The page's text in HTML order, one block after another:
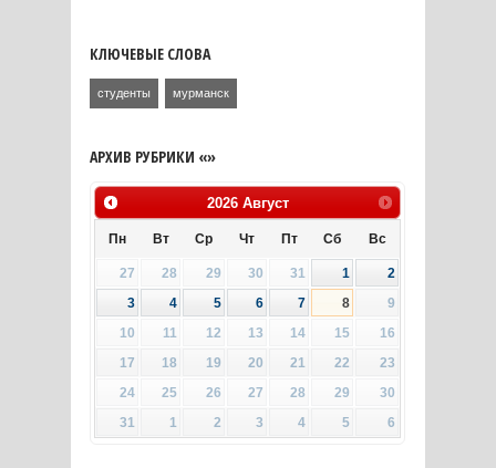
КЛЮЧЕВЫЕ СЛОВА
студенты мурманск
АРХИВ РУБРИКИ «»
2026 Август
Пн Вт Ср Чт Пт Сб Вс
27 28 29 30 31 1
2
3
4 5 6 7 8
9
10
11 12 13 14 15
16
17
18 19 20 21 22
23
24
25 26 27 28 29
30
31
1 2 3 4 5 6